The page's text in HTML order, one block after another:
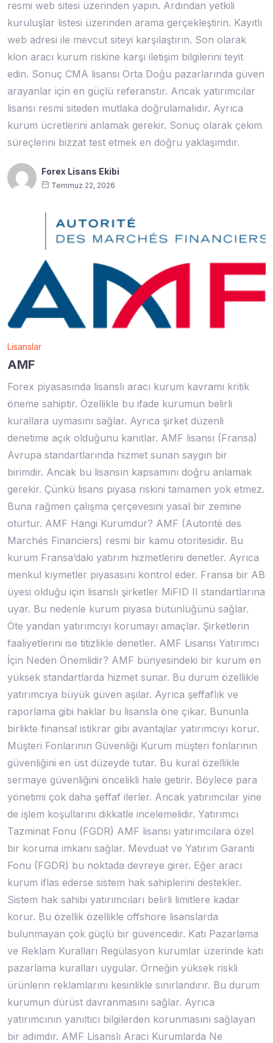
resmi web sitesi üzerinden yapın. Ardından yetkili
kuruluşlar listesi üzerinden arama gerçekleştirin. Kayıtlı
web adresi ile mevcut siteyi karşılaştırın. Son olarak
klon aracı kurum riskine karşı iletişim bilgilerini teyit
edin. Sonuç CMA lisansı Orta Doğu pazarlarında güven
arayanlar için en güçlü referanstır. Ancak yatırımcılar
lisansı resmi siteden mutlaka doğrulamalıdır. Ayrıca
kurum ücretlerini anlamak gerekir. Sonuç olarak çekim
süreçlerini bizzat test etmek en doğru yaklaşımdır.
Forex Lisans Ekibi
Temmuz 22, 2026
Lisanslar
AMF
Forex piyasasında lisanslı aracı kurum kavramı kritik
öneme sahiptir. Özellikle bu ifade kurumun belirli
kurallara uymasını sağlar. Ayrıca şirket düzenli
denetime açık olduğunu kanıtlar. AMF lisansı (Fransa)
Avrupa standartlarında hizmet sunan saygın bir
birimdir. Ancak bu lisansın kapsamını doğru anlamak
gerekir. Çünkü lisans piyasa riskini tamamen yok etmez.
Buna rağmen çalışma çerçevesini yasal bir zemine
oturtur. AMF Hangi Kurumdur? AMF (Autorité des
Marchés Financiers) resmi bir kamu otoritesidir. Bu
kurum Fransa’daki yatırım hizmetlerini denetler. Ayrıca
menkul kıymetler piyasasını kontrol eder. Fransa bir AB
üyesi olduğu için lisanslı şirketler MiFID II standartlarına
uyar. Bu nedenle kurum piyasa bütünlüğünü sağlar.
Öte yandan yatırımcıyı korumayı amaçlar. Şirketlerin
faaliyetlerini ise titizlikle denetler. AMF Lisansı Yatırımcı
İçin Neden Önemlidir? AMF bünyesindeki bir kurum en
yüksek standartlarda hizmet sunar. Bu durum özellikle
yatırımcıya büyük güven aşılar. Ayrıca şeffaflık ve
raporlama gibi haklar bu lisansla öne çıkar. Bununla
birlikte finansal istikrar gibi avantajlar yatırımcıyı korur.
Müşteri Fonlarının Güvenliği Kurum müşteri fonlarının
güvenliğini en üst düzeyde tutar. Bu kural özellikle
sermaye güvenliğini öncelikli hale getirir. Böylece para
yönetimi çok daha şeffaf ilerler. Ancak yatırımcılar yine
de işlem koşullarını dikkatle incelemelidir. Yatırımcı
Tazminat Fonu (FGDR) AMF lisansı yatırımcılara özel
bir koruma imkanı sağlar. Mevduat ve Yatırım Garanti
Fonu (FGDR) bu noktada devreye girer. Eğer aracı
kurum iflas ederse sistem hak sahiplerini destekler.
Sistem hak sahibi yatırımcıları belirli limitlere kadar
korur. Bu özellik özellikle offshore lisanslarda
bulunmayan çok güçlü bir güvencedir. Katı Pazarlama
ve Reklam Kuralları Regülasyon kurumlar üzerinde katı
pazarlama kuralları uygular. Örneğin yüksek riskli
ürünlerin reklamlarını kesinlikle sınırlandırır. Bu durum
kurumun dürüst davranmasını sağlar. Ayrıca
yatırımcının yanıltıcı bilgilerden korunmasını sağlayan
bir adımdır. AMF Lisanslı Aracı Kurumlarda Ne